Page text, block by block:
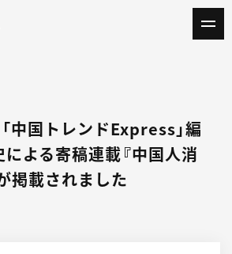
中国トレンドExpress」編
よる寄稿連載『中国人消
掲載されました